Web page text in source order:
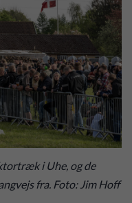
i Uhe, og de
fra. Foto: Jim Hoff